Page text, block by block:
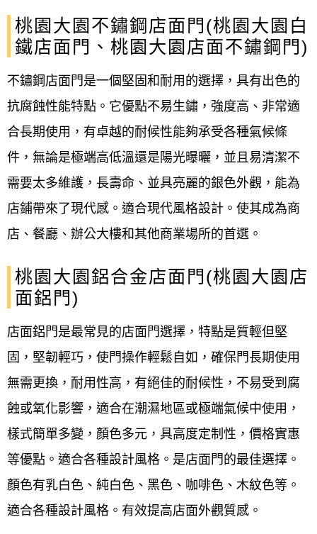
桃園大園不鏽鋼店面門(桃園大園白
鐵店面門、桃園大園店面不鏽鋼門)
不鏽鋼店面門是一個堅固和耐用的選擇，具有出色的
抗腐蝕性能特點。它優點不易生鏽，強度高、非常適
合長期使用，有卓越的耐候性能夠承受各種氣候條
件，無論是極端高低溫還是陽光曝曬，並且易清潔不
需要太多維護，長壽命、並具亮麗的銀色外觀，能為
店鋪帶來了現代感。適合現代風格設計。使其成為商
店、餐廳、辦公大樓和其他商業場所的首選。
桃園大園鋁合金店面門(桃園大園店
面鋁門)
店面鋁門是最常見的店面門選擇，特點是質輕但堅
固，堅韌輕巧，使門操作輕鬆自如，確保門長期使用
無需更換，耐用性高，有絕佳的耐候性，不易受到腐
蝕或氧化影響，適合在潮濕地區或極端氣候中使用，
樣式簡單多變，顏色多元，具高度定制性，價格實惠
等優點。適合各種設計風格。是店面門的最佳選擇。
顏色有乳白色、純白色、黑色、咖啡色、木紋色等。
適合各種設計風格。有效提高店面外觀質感。